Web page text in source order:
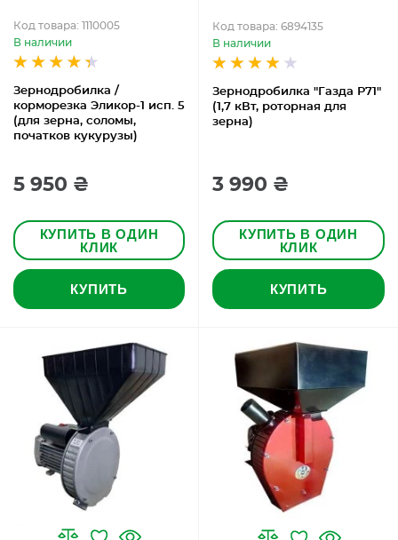
Зернодробилка /
корморезка Эликор-1 исп. 5
(для зерна, соломы,
початков кукурузы)
Код товара: 1110005
В наличии
5 950 ₴
КУПИТЬ В ОДИН
КЛИК
КУПИТЬ
Зернодробилка "Газда Р71"
(1,7 кВт, роторная для
зерна)
Код товара: 6894135
В наличии
3 990 ₴
КУПИТЬ В ОДИН
КЛИК
КУПИТЬ